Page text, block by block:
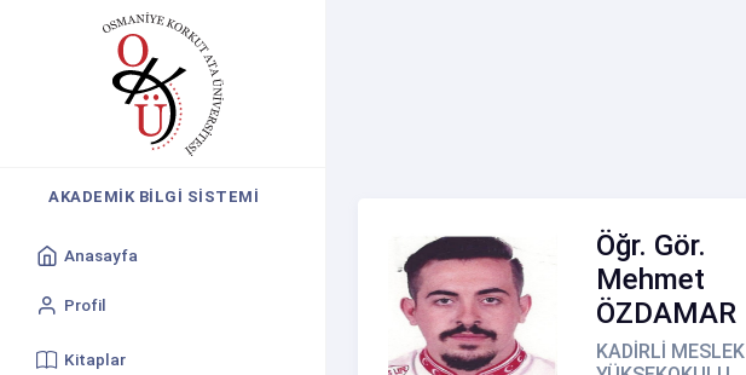
AKADEMIK BILGI SISTEMI
Anasayfa
Profil
Kitaplar
Öğr. Gör.
Mehmet
ÖZDAMAR
KADİRLİ MESLEK